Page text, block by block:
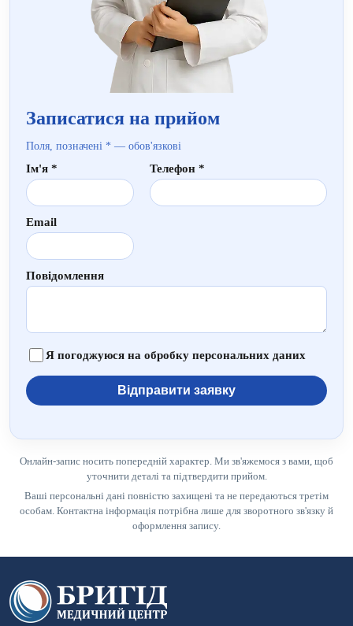
Записатися на прийом
Поля, позначені * — обов'язкові
Ім'я * Телефон *
Email
Повідомлення
Я погоджуюся на обробку персональних даних
Відправити заявку
Онлайн-запис носить попередній характер. Ми зв'яжемося з вами, щоб
уточнити деталі та підтвердити прийом.
Ваші персональні дані повністю захищені та не передаються третім
особам. Контактна інформація потрібна лише для зворотного зв'язку й
оформлення запису.